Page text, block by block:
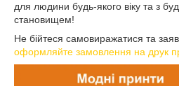
для людини будь-якого віку та з
становищем!
Не бійтеся самовиражатися та
оформляйте замовлення на друк